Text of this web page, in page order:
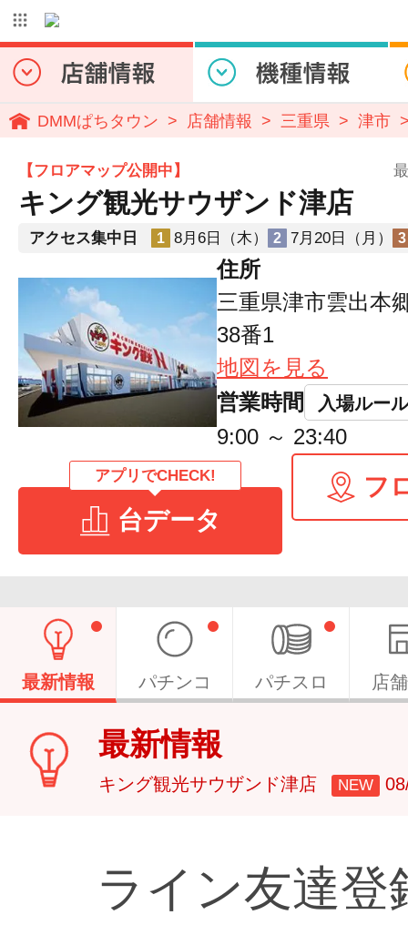
DMMぱちタウン 店舗情報 三重県 津市
【フロアマップ公開中】
キング観光サウザンド津店
アクセス集中日 1 8月6日（木） 2 7月20日（月） 3
住所
三重県津市雲出本
38番1
地図を見る
営業時間
入場ルール
9:00 ～ 23:40
アプリでCHECK!
台データ
フ
最新情報 パチンコ パチスロ 店
最新情報
キング観光サウザンド津店 NEW
ライン友達登